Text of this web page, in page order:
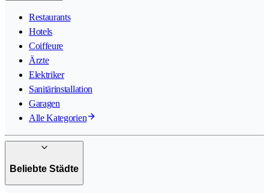
Restaurants
Hotels
Coiffeure
Ärzte
Elektriker
Sanitärinstallation
Garagen
Alle Kategorien
Beliebte Städte